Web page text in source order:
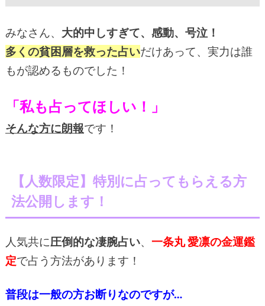
みなさん、 大的中しすぎて、感動、号泣！
多くの貧困層を救った占いだけあって、実力は誰
もが認めるものでした！
「私も占ってほしい！」
そんな方に朗報です！
【人数限定】特別に占ってもらえる方
法公開します！
人気共に圧倒的な凄腕占い、 一条丸 愛凛の金運鑑
定で占う方法があります！
普段は一般の方お断りなのですが…